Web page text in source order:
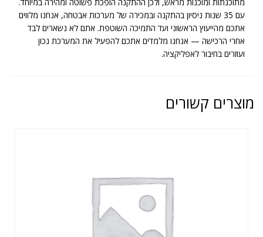
עם 35 שנות ניסיון בהתקנה ובמכירה של מערכות אבטחה, אנחנו מלווים
אתכם מהייעוץ הראשוני ועד התמיכה השוטפת. אתם לא נשארים לבד
אחרי הרכישה — אנחנו מלמדים אתכם להפעיל את המערכת נכון
ועוזרים בחיבור לאפליקציה.
מוצרים קשורים